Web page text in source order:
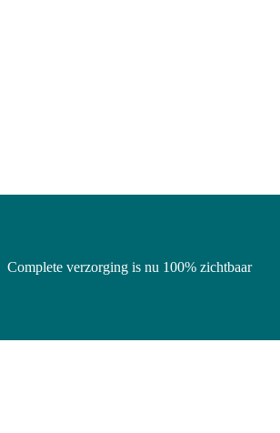
Complete verzorging is nu 100% zichtbaar